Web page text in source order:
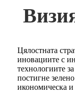
Цялостната
иновациите с
технологиите
постигне
икономическа и